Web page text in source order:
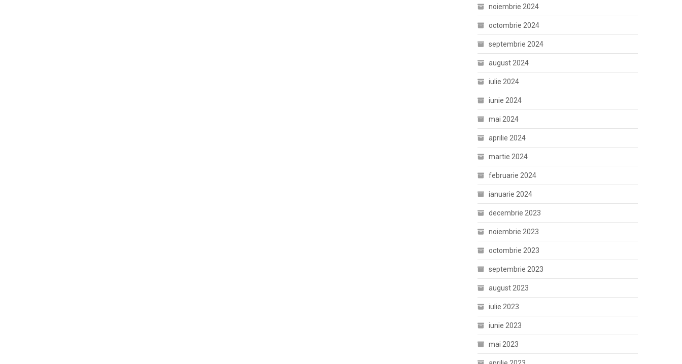
noiembrie 2024
octombrie 2024
septembrie 2024
august 2024
iulie 2024
iunie 2024
mai 2024
aprilie 2024
martie 2024
februarie 2024
ianuarie 2024
decembrie 2023
noiembrie 2023
octombrie 2023
septembrie 2023
august 2023
iulie 2023
iunie 2023
mai 2023